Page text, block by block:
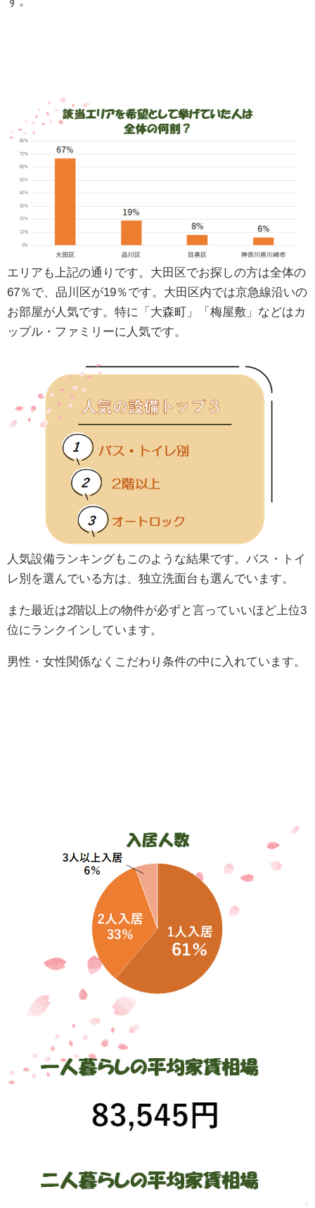
エリアも上記の通りです。大田区でお探しの方は全体の
67％で、品川区が19％です。大田区内では京急線沿いの
お部屋が人気です。特に「大森町」「梅屋敷」などはカ
ップル・ファミリーに人気です。
人気設備ランキングもこのような結果です。バス・トイ
レ別を選んでいる方は、独立洗面台も選んでいます。
また最近は2階以上の物件が必ずと言っていいほど上位3
位にランクインしています。
男性・女性関係なくこだわり条件の中に入れています。